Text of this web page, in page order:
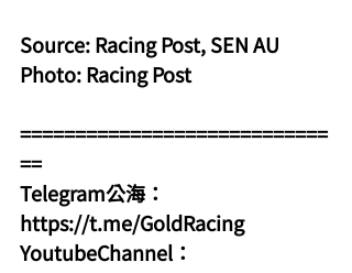
Source: Racing Post, SEN AU
Photo: Racing Post
============================
==
Telegram公海：
https://t.me/GoldRacing
YoutubeChannel：